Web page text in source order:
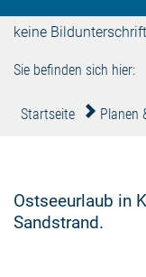
keine
Sie befinden sich hier:
Startseite Planen
Ostseeurlaub in
Sandstrand.